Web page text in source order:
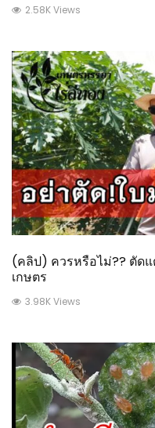
2.58K Views
(คลิป) ควรหรือไม่?? ตัด
เกษตร
3.98K Views